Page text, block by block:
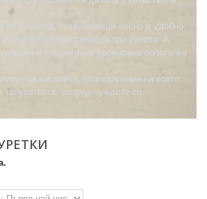
на колелца, позволяващи лесно и удобно
имате по-голяма свобода при работа. А
и с практична хромирана облегалка
височина, благодарение на което
според нуждите си.